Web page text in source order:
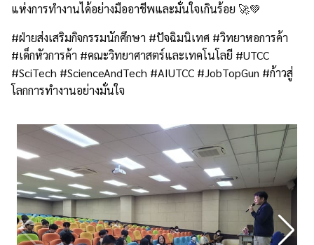
แห่งการทำงานได้อย่างมืออาชีพและมั่นใจเกินร้อย 🚀💚
#ฝ่ายส่งเสริมกิจกรรมนักศึกษา #ปัจฉิมนิเทศ #วิทยาหอการค้า
#เด็กหัวการค้า #คณะวิทยาศาสตร์และเทคโนโลยี #UTCC
#SciTech #ScienceAndTech #AIUTCC #JobTopGun #ก้าวสู่
โลกการทำงานอย่างมั่นใจ